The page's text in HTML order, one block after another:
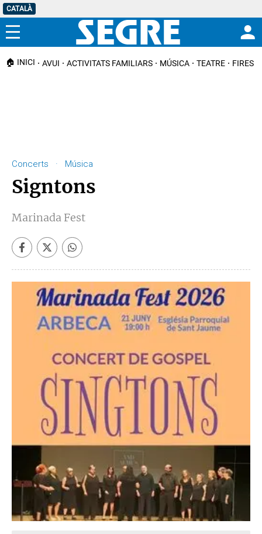
CATALÀ
Menú
🏠 INICI AVUI ACTIVITATS FAMILIARS MÚSICA TEATRE FIRES I
Concerts · Música
Signtons
Marinada Fest